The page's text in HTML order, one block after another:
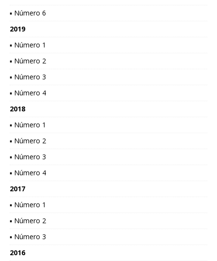
▪ Número 6
2019
▪ Número 1
▪ Número 2
▪ Número 3
▪ Número 4
2018
▪ Número 1
▪ Número 2
▪ Número 3
▪ Número 4
2017
▪ Número 1
▪ Número 2
▪ Número 3
2016